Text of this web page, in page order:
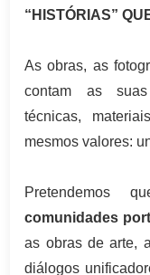
“HISTÓRIAS”
As obras, as
contam as suas
técnicas,
mesmos valores:
Pretendemos
comunidades
as obras de arte,
diálogos